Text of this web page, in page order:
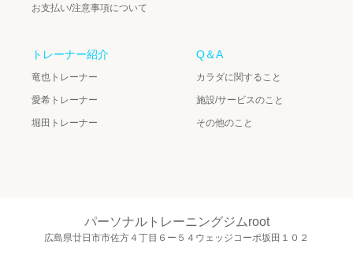
お支払い/注意事項について
トレーナー紹介
竜也トレーナー
愛希トレーナー
堀田トレーナー
Q＆A
カラダに関すること
施設/サービスのこと
その他のこと
パーソナルトレーニングジムroot
広島県廿日市市佐方４丁目６ー５４ウェッジコーポ坂田１０２